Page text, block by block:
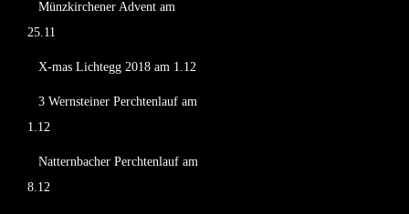
Münzkirchener Advent am
25.11
X-mas Lichtegg 2018 am 1.12
3 Wernsteiner Perchtenlauf am
1.12
Natternbacher Perchtenlauf am
8.12